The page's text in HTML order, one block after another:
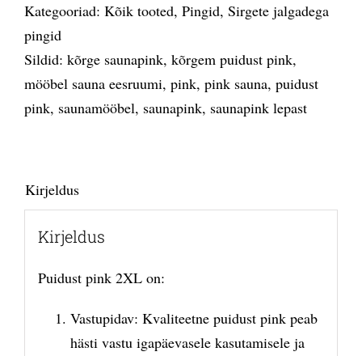
Kategooriad: Kõik tooted, Pingid, Sirgete jalgadega
pingid
Sildid: kõrge saunapink, kõrgem puidust pink,
mööbel sauna eesruumi, pink, pink sauna, puidust
pink, saunamööbel, saunapink, saunapink lepast
Kirjeldus
Kirjeldus
Puidust pink 2XL on:
Vastupidav: Kvaliteetne puidust pink peab
hästi vastu igapäevasele kasutamisele ja